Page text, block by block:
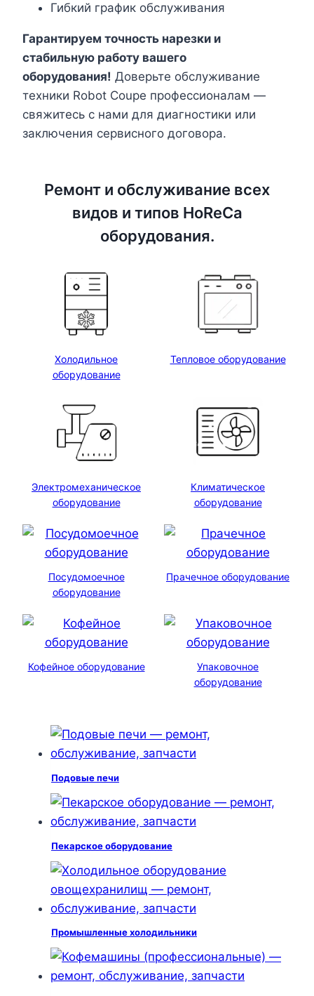
Гибкий график обслуживания
Гарантируем точность нарезки и
стабильную работу вашего
оборудования! Доверьте обслуживание
техники Robot Coupe профессионалам —
свяжитесь с нами для диагностики или
заключения сервисного договора.
Ремонт и обслуживание всех
видов и типов HoReCa
оборудования.
Холодильное
оборудование
Тепловое оборудование
Электромеханическое
оборудование
Климатическое
оборудование
Посудомоечное
оборудование
Прачечное оборудование
Кофейное оборудование
Упаковочное
оборудование
Подовые печи
Пекарское оборудование
Промышленные холодильники